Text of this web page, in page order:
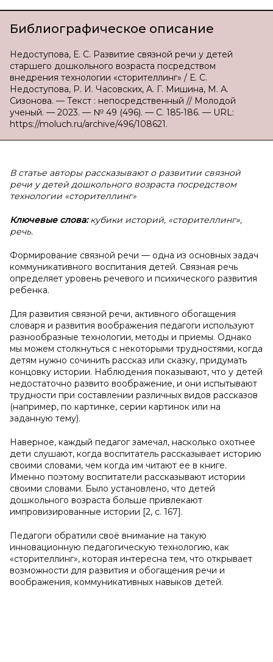
Библиографическое описание
Недоступова, Е. С. Развитие связной речи у детей
старшего дошкольного возраста посредством
внедрения технологии «сторителлинг» / Е. С.
Недоступова, Р. И. Часовских, А. Г. Мишина, М. А.
Сизонова. — Текст : непосредственный // Молодой
ученый. — 2023. — № 49 (496). — С. 185-186. — URL:
https://moluch.ru/archive/496/108621.
В статье авторы рассказывают о развитии связной
речи у детей дошкольного возраста посредством
технологии «сторителлинг»
Ключевые слова:кубики историй, «сторителлинг»,
речь.
Формирование связной речи — одна из основных задач
коммуникативного воспитания детей. Связная речь
определяет уровень речевого и психического развития
ребенка.
Для развития связной речи, активного обогащения
словаря и развития воображения педагоги используют
разнообразные технологии, методы и приемы. Однако
мы можем столкнуться с некоторыми трудностями, когда
детям нужно сочинить рассказ или сказку, придумать
концовку истории. Наблюдения показывают, что у детей
недостаточно развито воображение, и они испытывают
трудности при составлении различных видов рассказов
(например, по картинке, серии картинок или на
заданную тему).
Наверное, каждый педагог замечал, насколько охотнее
дети слушают, когда воспитатель рассказывает историю
своими словами, чем когда им читают ее в книге.
Именно поэтому воспитатели рассказывают истории
своими словами. Было установлено, что детей
дошкольного возраста больше привлекают
импровизированные истории [2, с. 167].
Педагоги обратили своё внимание на такую
инновационную педагогическую технологию, как
«сторителлинг», которая интересна тем, что открывает
возможности для развития и обогащения речи и
воображения, коммуникативных навыков детей.